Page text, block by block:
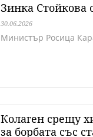
Зинка Стойкова
30.06.2026
Министър Росица
Колаген срещу
за борбата със